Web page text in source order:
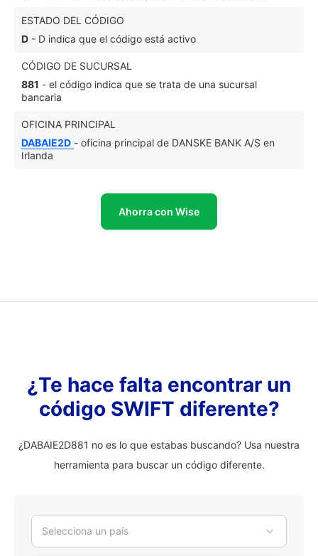
ESTADO DEL CÓDIGO
D - D indica que el código está activo
CÓDIGO DE SUCURSAL
881 - el código indica que se trata de una sucursal
bancaria
OFICINA PRINCIPAL
DABAIE2D - oficina principal de DANSKE BANK A/S en
Irlanda
Ahorra con Wise
¿Te hace falta encontrar un
código SWIFT diferente?
¿DABAIE2D881 no es lo que estabas buscando? Usa nuestra
herramienta para buscar un código diferente.
Selecciona un país